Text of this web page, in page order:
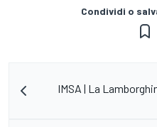
Condividi o
IMSA | La